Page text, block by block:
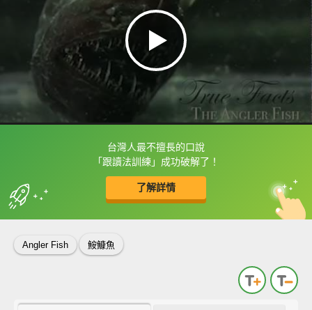
台灣人最不擅長的口說
「跟讀法訓練」成功破解了！
了解詳情
框選或點兩下字幕可以直接查字典喔！
收錄佳句 中
英
Angler Fish 鮟鱇魚